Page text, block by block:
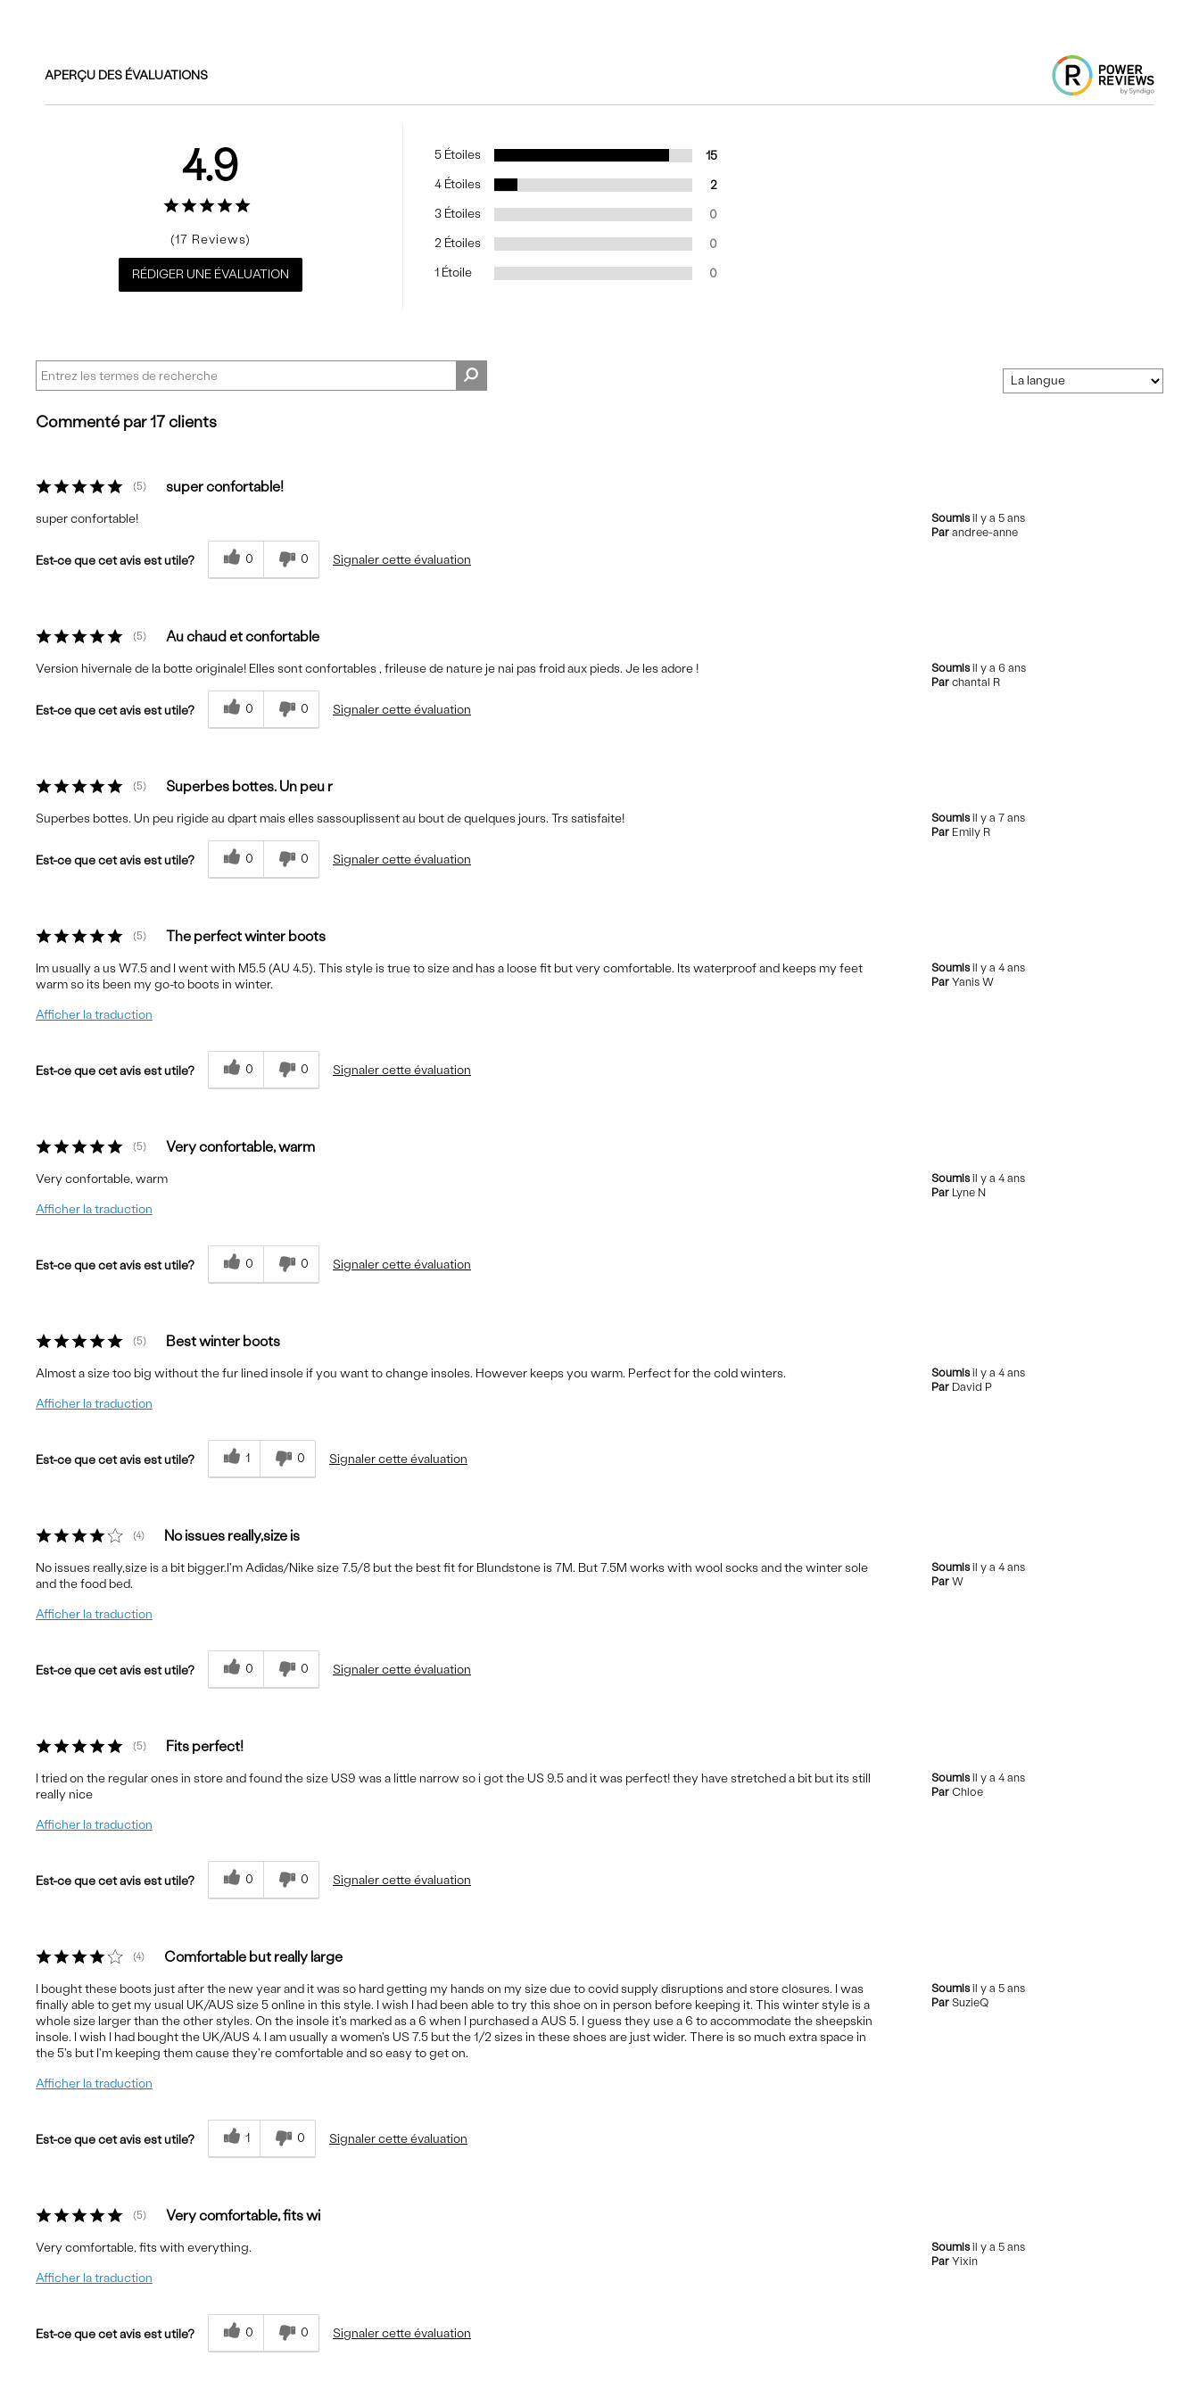
APERÇU DES ÉVALUATIONS
4.9
17
RÉDIGER UNE ÉVALUATION
5 Étoiles 15
4 Étoiles 2
3 Étoiles 0
2 Étoiles 0
1 Étoile 0
Commenté par 17 clients
5 super confortable!
Soumisil y a 5 ans
Par andree-anne
super confortable!
Est-ce que cet avis est utile? 0 0 Signaler cette évaluation
5 Au chaud et confortable
Soumisil y a 6 ans
Par chantal R
Version hivernale de la botte originale! Elles sont confortables , frileuse de nature je nai pas froid aux pieds. Je les adore !
Est-ce que cet avis est utile? 0 0 Signaler cette évaluation
5 Superbes bottes. Un peu r
Soumisil y a 7 ans
Par Emily R
Superbes bottes. Un peu rigide au dpart mais elles sassouplissent au bout de quelques jours. Trs satisfaite!
Est-ce que cet avis est utile? 0 0 Signaler cette évaluation
5 The perfect winter boots
Soumisil y a 4 ans
Par Yanis W
Im usually a us W7.5 and I went with M5.5 (AU 4.5). This style is true to size and has a loose fit but very comfortable. Its waterproof and keeps my feet
warm so its been my go-to boots in winter.
Afficher la traduction
Est-ce que cet avis est utile? 0 0 Signaler cette évaluation
5 Very confortable, warm
Soumisil y a 4 ans
Par Lyne N
Very confortable, warm
Afficher la traduction
Est-ce que cet avis est utile? 0 0 Signaler cette évaluation
5 Best winter boots
Soumisil y a 4 ans
Par David P
Almost a size too big without the fur lined insole if you want to change insoles. However keeps you warm. Perfect for the cold winters.
Afficher la traduction
Est-ce que cet avis est utile? 1 0 Signaler cette évaluation
4 No issues really,size is
Soumisil y a 4 ans
Par W
No issues really,size is a bit bigger.I'm Adidas/Nike size 7.5/8 but the best fit for Blundstone is 7M. But 7.5M works with wool socks and the winter sole
and the food bed.
Afficher la traduction
Est-ce que cet avis est utile? 0 0 Signaler cette évaluation
5 Fits perfect!
Soumisil y a 4 ans
Par Chloe
I tried on the regular ones in store and found the size US9 was a little narrow so i got the US 9.5 and it was perfect! they have stretched a bit but its still
really nice
Afficher la traduction
Est-ce que cet avis est utile? 0 0 Signaler cette évaluation
4 Comfortable but really large
Soumisil y a 5 ans
Par SuzieQ
I bought these boots just after the new year and it was so hard getting my hands on my size due to covid supply disruptions and store closures. I was
finally able to get my usual UK/AUS size 5 online in this style. I wish I had been able to try this shoe on in person before keeping it. This winter style is a
whole size larger than the other styles. On the insole it's marked as a 6 when I purchased a AUS 5. I guess they use a 6 to accommodate the sheepskin
insole. I wish I had bought the UK/AUS 4. I am usually a women's US 7.5 but the 1/2 sizes in these shoes are just wider. There is so much extra space in
the 5's but I'm keeping them cause they're comfortable and so easy to get on.
Afficher la traduction
Est-ce que cet avis est utile? 1 0 Signaler cette évaluation
5 Very comfortable, fits wi
Soumisil y a 5 ans
Par Yixin
Very comfortable, fits with everything.
Afficher la traduction
Est-ce que cet avis est utile? 0 0 Signaler cette évaluation